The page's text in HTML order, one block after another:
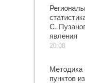
С.
явления
20:08
Методика
пунктов